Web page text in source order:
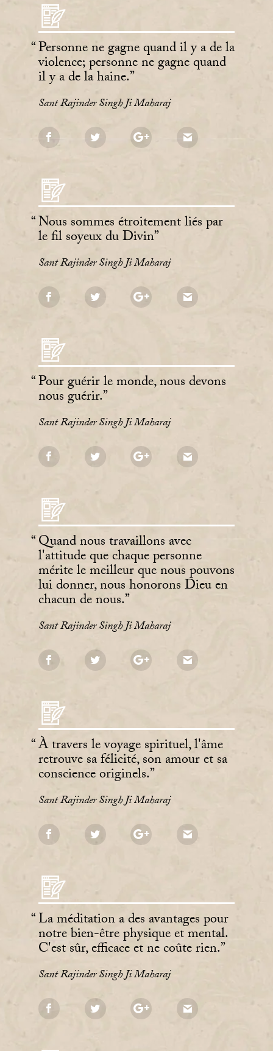
Personne ne gagne quand il y a de la
violence; personne ne gagne quand
il y a de la haine.
Sant Rajinder Singh Ji Maharaj
Nous sommes étroitement liés par
le fil soyeux du Divin
Sant Rajinder Singh Ji Maharaj
Pour guérir le monde, nous devons
nous guérir.
Sant Rajinder Singh Ji Maharaj
Quand nous travaillons avec
l'attitude que chaque personne
mérite le meilleur que nous pouvons
lui donner, nous honorons Dieu en
chacun de nous.
Sant Rajinder Singh Ji Maharaj
À travers le voyage spirituel, l'âme
retrouve sa félicité, son amour et sa
conscience originels.
Sant Rajinder Singh Ji Maharaj
La méditation a des avantages pour
notre bien-être physique et mental.
C'est sûr, efficace et ne coûte rien.
Sant Rajinder Singh Ji Maharaj